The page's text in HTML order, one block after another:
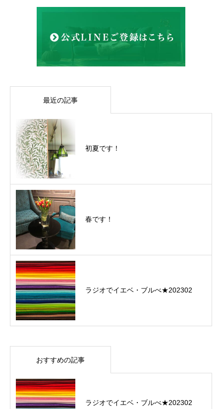
最近の記事
初夏です！
春です！
ラジオでイエベ・ブルべ★202302
おすすめの記事
ラジオでイエベ・ブルべ★202302